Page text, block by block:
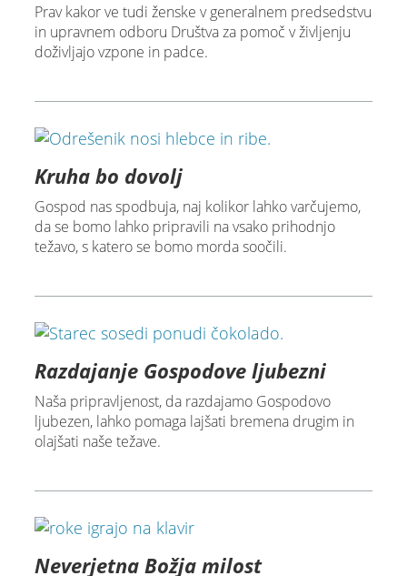
Prav kakor ve tudi ženske v generalnem predsedstvu
in upravnem odboru Društva za pomoč v življenju
doživljajo vzpone in padce.
Kruha bo dovolj
Gospod nas spodbuja, naj kolikor lahko varčujemo,
da se bomo lahko pripravili na vsako prihodnjo
težavo, s katero se bomo morda soočili.
Razdajanje Gospodove ljubezni
Naša pripravljenost, da razdajamo Gospodovo
ljubezen, lahko pomaga lajšati bremena drugim in
olajšati naše težave.
Neverjetna Božja milost